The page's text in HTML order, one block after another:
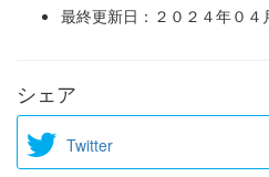
最終更新日：２０２４年０４
シェア
Twitter